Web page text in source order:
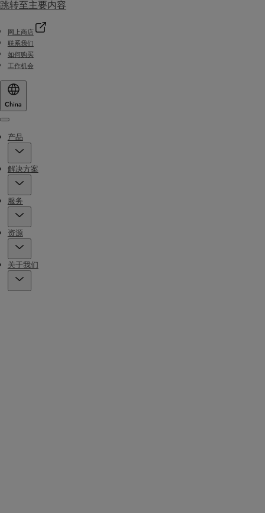
跳转至主要内容
网上商店
联系我们
如何购买
工作机会
China
Menu
产品
解决方案
服务
资源
关于我们